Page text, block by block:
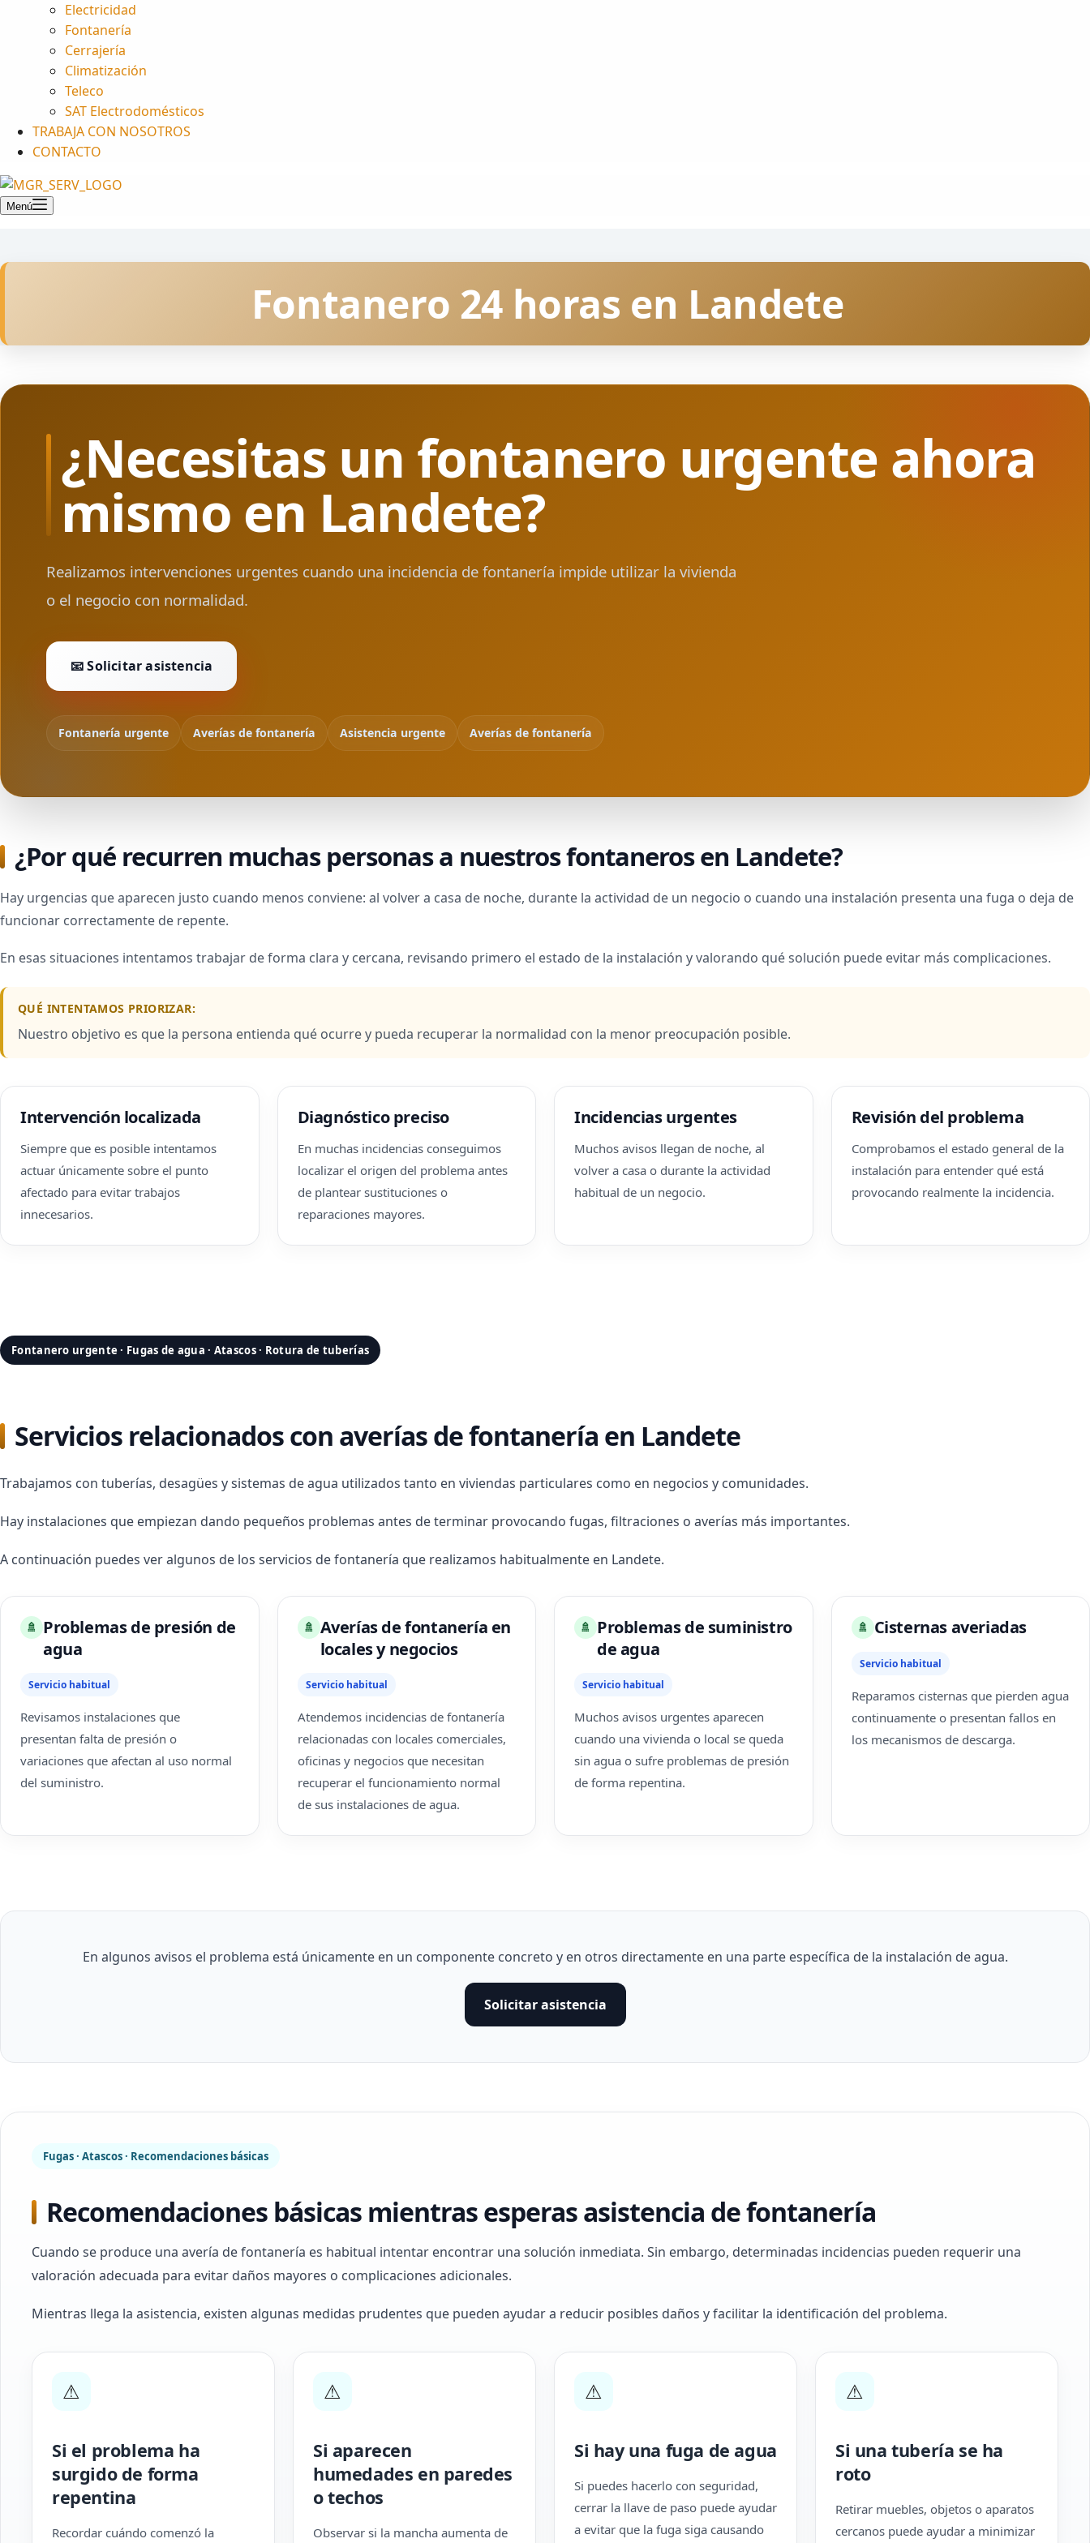
Electricidad
Fontanería
Cerrajería
Climatización
Teleco
SAT Electrodomésticos
TRABAJA CON NOSOTROS
CONTACTO
Menú
Fontanero 24 horas en Landete
¿Necesitas un fontanero urgente ahora
mismo en Landete?
Realizamos intervenciones urgentes cuando una incidencia de fontanería impide utilizar la vivienda
o el negocio con normalidad.
📧 Solicitar asistencia
Fontanería urgente Averías de fontanería Asistencia urgente Averías de fontanería
¿Por qué recurren muchas personas a nuestros fontaneros en Landete?
Hay urgencias que aparecen justo cuando menos conviene: al volver a casa de noche, durante la actividad de un negocio o cuando una instalación presenta una fuga o deja de
funcionar correctamente de repente.
En esas situaciones intentamos trabajar de forma clara y cercana, revisando primero el estado de la instalación y valorando qué solución puede evitar más complicaciones.
QUÉ INTENTAMOS PRIORIZAR:
Nuestro objetivo es que la persona entienda qué ocurre y pueda recuperar la normalidad con la menor preocupación posible.
Intervención localizada
Siempre que es posible intentamos
actuar únicamente sobre el punto
afectado para evitar trabajos
innecesarios.
Diagnóstico preciso
En muchas incidencias conseguimos
localizar el origen del problema antes
de plantear sustituciones o
reparaciones mayores.
Incidencias urgentes
Muchos avisos llegan de noche, al
volver a casa o durante la actividad
habitual de un negocio.
Revisión del problema
Comprobamos el estado general de la
instalación para entender qué está
provocando realmente la incidencia.
Fontanero urgente · Fugas de agua · Atascos · Rotura de tuberías
Servicios relacionados con averías de fontanería en Landete
Trabajamos con tuberías, desagües y sistemas de agua utilizados tanto en viviendas particulares como en negocios y comunidades.
Hay instalaciones que empiezan dando pequeños problemas antes de terminar provocando fugas, filtraciones o averías más importantes.
A continuación puedes ver algunos de los servicios de fontanería que realizamos habitualmente en Landete.
🚿 Problemas de presión de
agua
Servicio habitual
Revisamos instalaciones que
presentan falta de presión o
variaciones que afectan al uso normal
del suministro.
🚿 Averías de fontanería en
locales y negocios
Servicio habitual
Atendemos incidencias de fontanería
relacionadas con locales comerciales,
oficinas y negocios que necesitan
recuperar el funcionamiento normal
de sus instalaciones de agua.
🚿 Problemas de suministro
de agua
Servicio habitual
Muchos avisos urgentes aparecen
cuando una vivienda o local se queda
sin agua o sufre problemas de presión
de forma repentina.
🚿 Cisternas averiadas
Servicio habitual
Reparamos cisternas que pierden agua
continuamente o presentan fallos en
los mecanismos de descarga.
En algunos avisos el problema está únicamente en un componente concreto y en otros directamente en una parte específica de la instalación de agua.
Solicitar asistencia
Fugas · Atascos · Recomendaciones básicas
Recomendaciones básicas mientras esperas asistencia de fontanería
Cuando se produce una avería de fontanería es habitual intentar encontrar una solución inmediata. Sin embargo, determinadas incidencias pueden requerir una
valoración adecuada para evitar daños mayores o complicaciones adicionales.
Mientras llega la asistencia, existen algunas medidas prudentes que pueden ayudar a reducir posibles daños y facilitar la identificación del problema.
⚠
Si el problema ha
surgido de forma
repentina
Recordar cuándo comenzó la
⚠
Si aparecen
humedades en paredes
o techos
Observar si la mancha aumenta de
⚠
Si hay una fuga de agua
Si puedes hacerlo con seguridad,
cerrar la llave de paso puede ayudar
a evitar que la fuga siga causando
⚠
Si una tubería se ha
roto
Retirar muebles, objetos o aparatos
cercanos puede ayudar a minimizar